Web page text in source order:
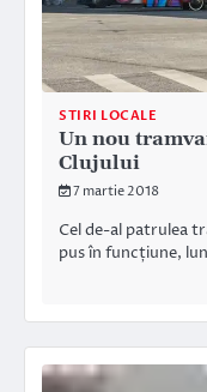
STIRI LOCALE
Un nou
Clujului
7 martie 2018
Cel de-al patrulea
pus în funcțiune,